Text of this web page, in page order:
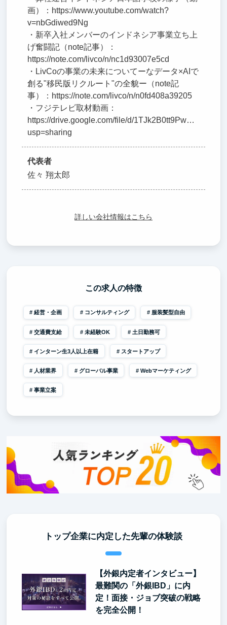
画）：https://www.youtube.com/watch?
v=nbGdiwed9Ng
・新卒入社メンバーのインドネシア事業立ち上
げ奮闘記（note記事）：
https://note.com/livco/n/nc1d93007e5cd
・LivCoの事業の未来についてーなデータ×AIで
創る"移民版リクルート"の全貌ー（note記
事）：https://note.com/livco/n/n0fd408a39205
・フジテレビ取材動画：
https://drive.google.com/file/d/
usp=sharing
代表者
佐々 翔太郎
詳しい会社情報はこちら
この求人の特徴
経営・企画 コンサルティング 服装髪型自由
交通費支給 未経験OK 土日勤務可
インターン生3人以上在籍 スタートアップ
人材業界 グローバル事業 Webマーケティング
事業立案
トップ企業に内定した先輩の体験談
【外銀内定者インタビュー】
最難関の「外銀IBD」に内
定！面接・ジョブ突破の戦略
を完全公開！